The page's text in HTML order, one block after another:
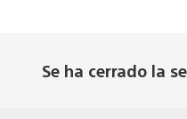
Se ha cerrado la